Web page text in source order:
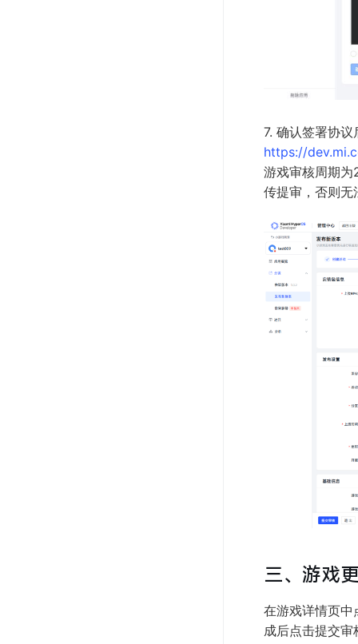
7. 确认签署协
https://
游戏审核周期
传提审，否则无
三、游戏
在游戏详情页中
成后点击提交审